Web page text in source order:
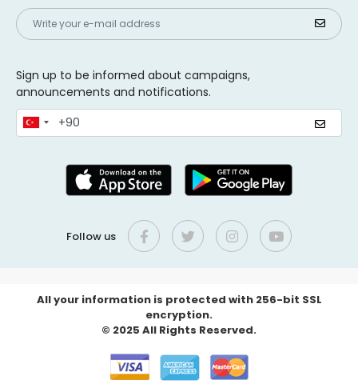
Sign up to be informed about campaigns,
announcements and notifications.
Follow us
All your information is protected with 256-bit SSL
encryption.
© 2025 All Rights Reserved.